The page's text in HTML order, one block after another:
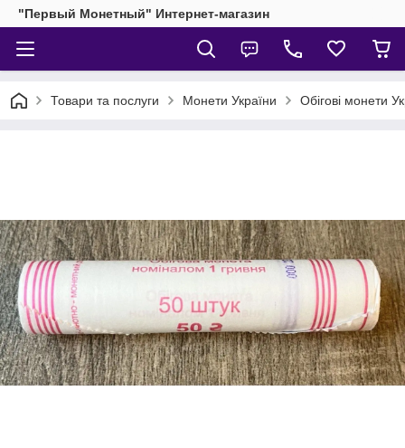
"Первый Монетный" Интернет-магазин
Товари та послуги Монети України Обігові монети